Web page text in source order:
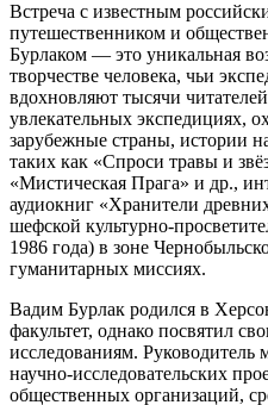
Встреча с известным
путешественником и
Бурлаком — это уникальная
творчестве человека, чьи
вдохновляют тысячи
увлекательных экспедициях,
зарубежные страны, истории
таких как «Спроси травы и
«Мистическая Прага» и др.,
аудиокниг «Хранители
шефской культурно-
1986 года) в зоне
гуманитарных миссиях.
Вадим Бурлак родился в
факультет, однако посвятил
исследованиям.
научно-исследовательских
общественных организаций,